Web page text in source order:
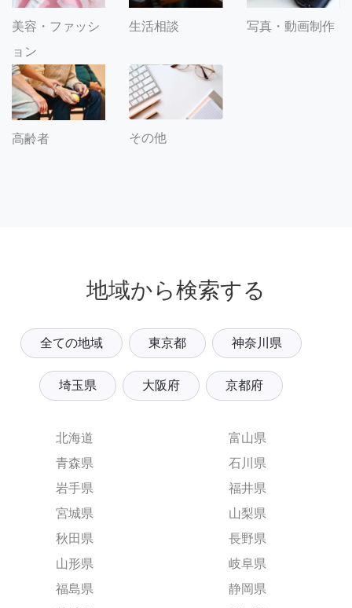
美容・ファッシ
ョン
生活相談 写真・動画制作
高齢者 その他
地域から検索する
全ての地域 東京都 神奈川県
埼玉県 大阪府 京都府
北海道
青森県
岩手県
宮城県
秋田県
山形県
福島県
富山県
石川県
福井県
山梨県
長野県
岐阜県
静岡県